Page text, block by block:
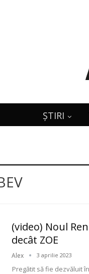
ȘTIRI
(video) Noul
decât ZOE
Alex 3 aprilie 2023
Pregătit să fie dezvăluit